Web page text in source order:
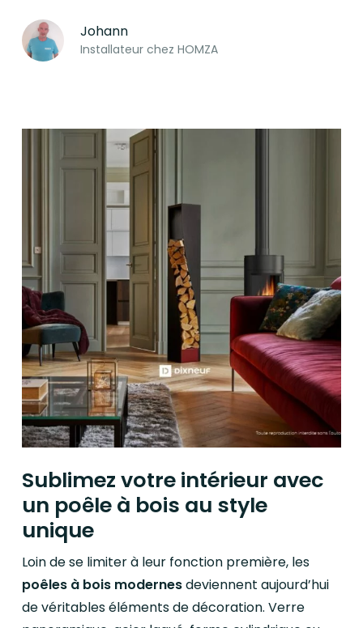
Johann
Installateur chez HOMZA
Sublimez votre intérieur avec
un poêle à bois au style
unique
Loin de se limiter à leur fonction première, les
poêles à bois modernesdeviennent aujourd’hui
de véritables éléments de décoration. Verre